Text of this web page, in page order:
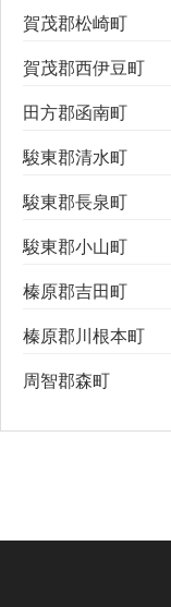
賀茂郡松崎町
賀茂郡西伊豆町
田方郡函南町
駿東郡清水町
駿東郡長泉町
駿東郡小山町
榛原郡吉田町
榛原郡川根本町
周智郡森町